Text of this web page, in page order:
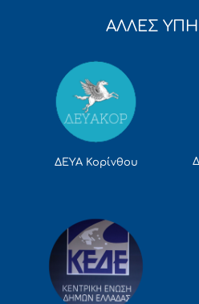
ΑΛΛΕΣ
ΔΕΥΑ Κορίνθου